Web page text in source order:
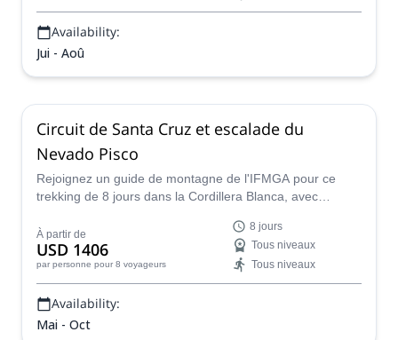
Availability:
Jui - Aoû
Circuit de Santa Cruz et escalade du
Nevado Pisco
Rejoignez un guide de montagne de l'IFMGA pour ce
trekking de 8 jours dans la Cordillera Blanca, avec
circuit de Santa Cruz.
À partir de
USD 1406
par personne pour 8 voyageurs
8 jours
Tous niveaux
Tous niveaux
Availability:
Mai - Oct